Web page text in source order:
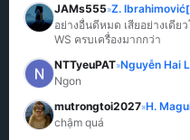
JAMs555»Z. Ibrahimović
อย่างอื่นดีหมด เสียอย่างเดีย
WS ครบเครื่องมากกว่า
NTTyeuPAT»Nguyễn Hai
Ngon
mutrongtoi2027»H.
chậm quá